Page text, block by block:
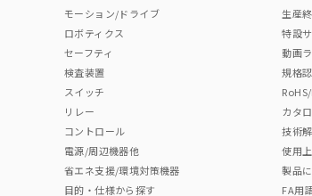
モーション/ドライブ
ロボティクス
セーフティ
検査装置
スイッチ
リレー
コントロール
電源/周辺機器他
省エネ支援/環境対策機器
目的・仕様から探す
生産
特設
動画
規格
カタ
技術
使用
製品
FA用